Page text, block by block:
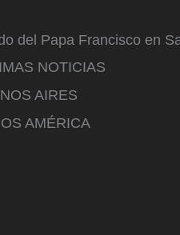
del Papa Francisco en
NOTICIAS
AIRES
AMÉRICA